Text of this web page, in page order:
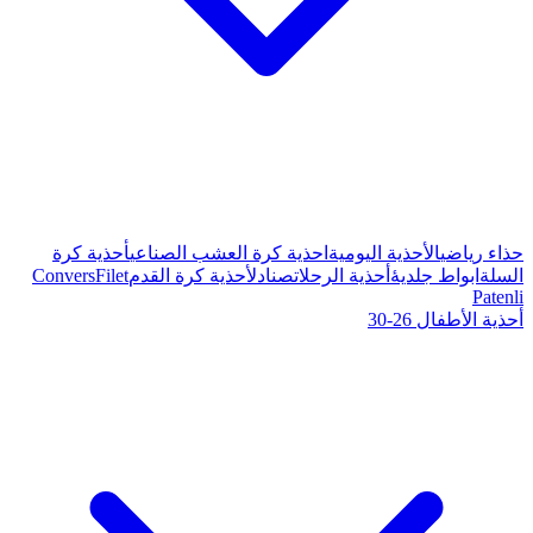
كرة العشب الصناعيأحذية كرة
صنادل أحذية كرة القدم ConversFilet